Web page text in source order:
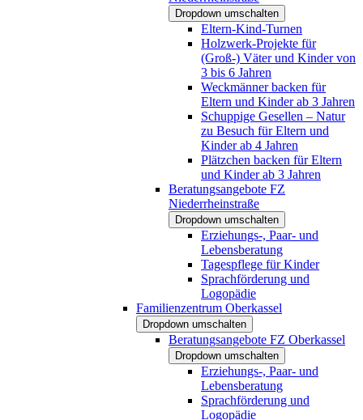
Dropdown umschalten
Eltern-Kind-Turnen
Holzwerk-Projekte für
(Groß-) Väter und Kinder von
3 bis 6 Jahren
Weckmänner backen für
Eltern und Kinder ab 3 Jahren
Schuppige Gesellen – Natur
zu Besuch für Eltern und
Kinder ab 4 Jahren
Plätzchen backen für Eltern
und Kinder ab 3 Jahren
Beratungsangebote FZ
Niederrheinstraße
Dropdown umschalten
Erziehungs-, Paar- und
Lebensberatung
Tagespflege für Kinder
Sprachförderung und
Logopädie
Familienzentrum Oberkassel
Dropdown umschalten
Beratungsangebote FZ Oberkassel
Dropdown umschalten
Erziehungs-, Paar- und
Lebensberatung
Sprachförderung und
Logopädie